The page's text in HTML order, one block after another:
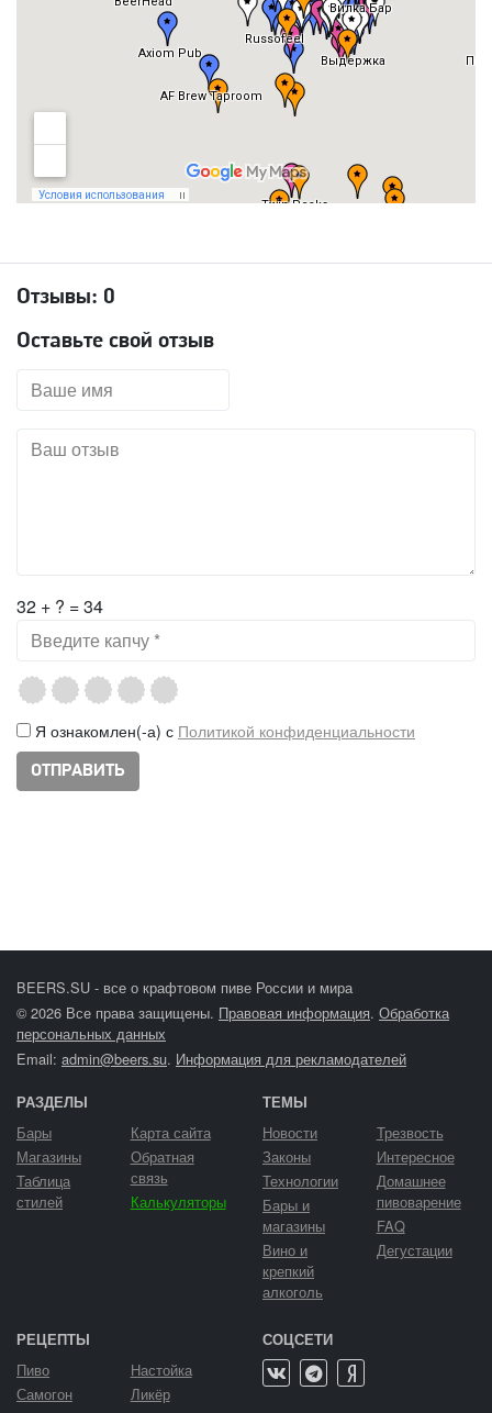
Отзывы: 0
Оставьте свой отзыв
32 + ? = 34
Я ознакомлен(-а) с Политикой конфиденциальности
BEERS.SU - все о крафтовом пиве России и мира
© 2026 Все права защищены. Правовая информация. Обработка
персональных данных
Email: admin@beers.su. Информация для рекламодателей
РАЗДЕЛЫ
Бары
Магазины
Таблица
стилей
Карта сайта
Обратная
связь
Калькуляторы
ТЕМЫ
Новости
Законы
Технологии
Бары и
магазины
Вино и
крепкий
алкоголь
Трезвость
Интересное
Домашнее
пивоварение
FAQ
Дегустации
РЕЦЕПТЫ
Пиво
Самогон
Настойка
Ликёр
СОЦСЕТИ